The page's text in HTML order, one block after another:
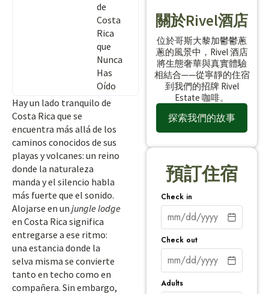
de
Costa
Rica
que
Nunca
Has
Oído
Hay un lado tranquilo de
Costa Rica que se
encuentra más allá de los
caminos conocidos de sus
playas y volcanes: un reino
donde la naturaleza
manda y el silencio habla
más fuerte que el sonido.
Alojarse en un jungle lodge
en Costa Rica significa
entregarse a ese ritmo:
una estancia donde la
selva misma se convierte
tanto en techo como en
compañera. Sin embargo,
關於Rivel酒店
位於哥斯大黎加鬱鬱蔥
蔥的風景中，Rivel 酒店
將生態奢華與真實體驗
相結合——從寧靜的住宿
到我們的招牌 Rivel
Estate 咖啡。
探索我們的故事
預訂住宿
Check in
Check out
Adults